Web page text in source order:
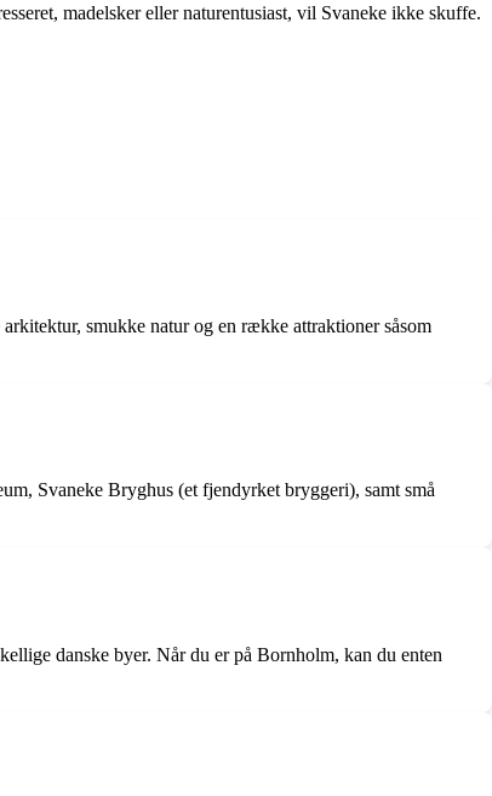
madelsker eller naturentusiast, vil Svaneke ikke skuffe.
smukke natur og en række attraktioner såsom
Svaneke Bryghus (et fjendyrket bryggeri), samt små
danske byer. Når du er på Bornholm, kan du enten